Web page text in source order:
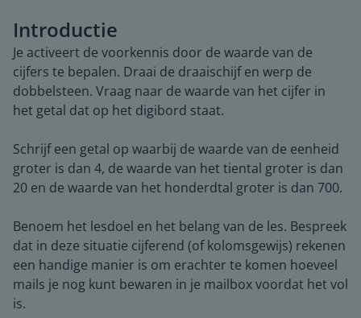
Introductie
Je activeert de voorkennis door de waarde van de
cijfers te bepalen. Draai de draaischijf en werp de
dobbelsteen. Vraag naar de waarde van het cijfer in
het getal dat op het digibord staat.
Schrijf een getal op waarbij de waarde van de eenheid
groter is dan 4, de waarde van het tiental groter is dan
20 en de waarde van het honderdtal groter is dan 700.
Benoem het lesdoel en het belang van de les. Bespreek
dat in deze situatie cijferend (of kolomsgewijs) rekenen
een handige manier is om erachter te komen hoeveel
mails je nog kunt bewaren in je mailbox voordat het vol
is.